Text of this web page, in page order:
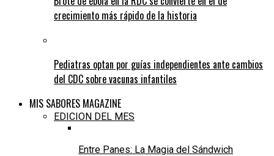
crecimiento más rápido de la historia
Pediatras optan por guías independientes ante cambios
del CDC sobre vacunas infantiles
MIS SABORES MAGAZINE
EDICION DEL MES
Entre Panes: La Magia del Sándwich